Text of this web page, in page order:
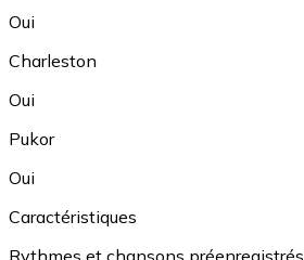
Oui
Charleston
Oui
Pukor
Oui
Caractéristiques